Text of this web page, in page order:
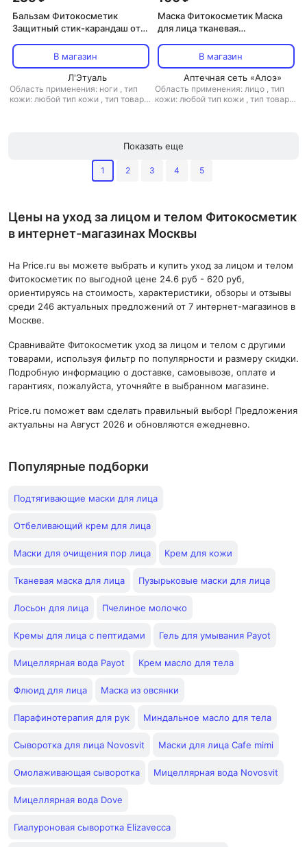
Бальзам Фитокосметик
Защитный стик-карандаш от
пятки 4.5 гВ магазин
Л'Этуаль
Область применения: ноги , тип
кожи: любой тип кожи , тип товара:
Маска Фитокосметик Маска
для лица тканевая
В магазин
Аптечная сеть «Алоэ»
Область применения: лицо , тип
кожи: любой тип кожи , тип товара:
Показать еще
1 2 3 4 5
Цены на уход за лицом и телом Фитокосметик
в интернет-магазинах Москвы
На Price.ru вы можете выбрать и купить уход за лицом и телом
Фитокосметик по выгодной цене 24.6 руб - 620 руб,
ориентируясь на стоимость, характеристики, обзоры и отзывы
среди 246 актуальных предложений от 7 интернет-магазинов в
Москве.
Сравнивайте Фитокосметик уход за лицом и телом с другими
товарами, используя фильтр по популярности и размеру скидки.
Подробную информацию о доставке, самовывозе, оплате и
гарантиях, пожалуйста, уточняйте в выбранном магазине.
Price.ru поможет вам сделать правильный выбор! Предложения
актуальны на Август 2026 и обновляются ежедневно.
Популярные подборки
Подтягивающие маски для лица
Отбеливающий крем для лица
Маски для очищения пор лица Крем для кожи
Тканевая маска для лица Пузырьковые маски для лица
Лосьон для лица Пчелиное молочко
Кремы для лица с пептидами Гель для умывания Payot
Мицеллярная вода Payot Крем масло для тела
Флюид для лица Маска из овсянки
Парафинотерапия для рук Миндальное масло для тела
Сыворотка для лица Novosvit Маски для лица Cafe mimi
Омолаживающая сыворотка Мицеллярная вода Novosvit
Мицеллярная вода Dove
Гиалуроновая сыворотка Elizavecca